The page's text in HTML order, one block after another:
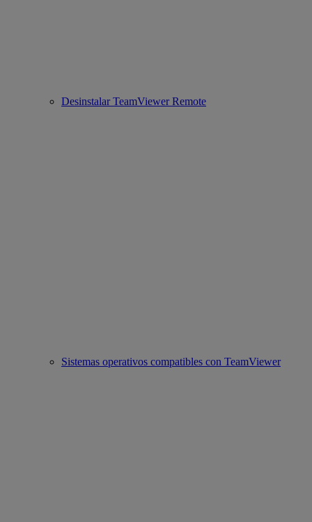
Desinstalar TeamViewer Remote
Sistemas operativos compatibles con TeamViewer